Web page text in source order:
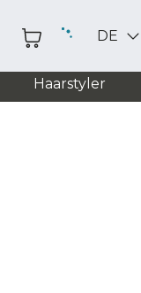
DE
Haarstyler